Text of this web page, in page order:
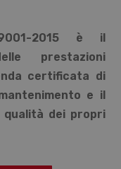
2015 è il
prestazioni
certificata di
e il
qualità dei propri